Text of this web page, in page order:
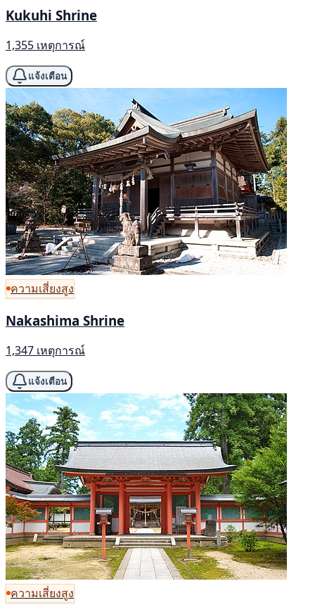
Kukuhi Shrine
1,355 เหตุการณ์
แจ้งเตือน
ความเสี่ยงสูง
Nakashima Shrine
1,347 เหตุการณ์
แจ้งเตือน
ความเสี่ยงสูง